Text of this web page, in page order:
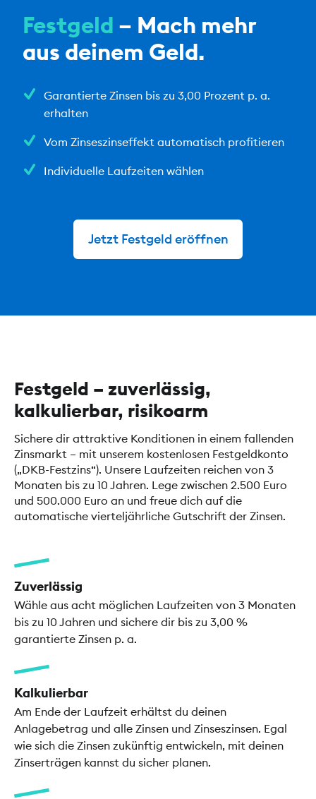
Festgeld – Mach mehr
aus deinem Geld.
Garantierte Zinsen bis zu 3,00 Prozent p. a.
erhalten
Vom Zinseszinseffekt automatisch profitieren
Individuelle Laufzeiten wählen
Jetzt Festgeld eröffnen
Festgeld – zuverlässig,
kalkulierbar, risikoarm
Sichere dir attraktive Konditionen in einem fallenden
Zinsmarkt – mit unserem kostenlosen Festgeldkonto
(„DKB-Festzins“). Unsere Laufzeiten reichen von 3
Monaten bis zu 10 Jahren. Lege zwischen 2.500 Euro
und 500.000 Euro an und freue dich auf die
automatische vierteljährliche Gutschrift der Zinsen.
Zuverlässig
Wähle aus acht möglichen Laufzeiten von 3 Monaten
bis zu 10 Jahren und sichere dir bis zu 3,00 %
garantierte Zinsen p. a.
Kalkulierbar
Am Ende der Laufzeit erhältst du deinen
Anlagebetrag und alle Zinsen und Zinseszinsen. Egal
wie sich die Zinsen zukünftig entwickeln, mit deinen
Zinserträgen kannst du sicher planen.